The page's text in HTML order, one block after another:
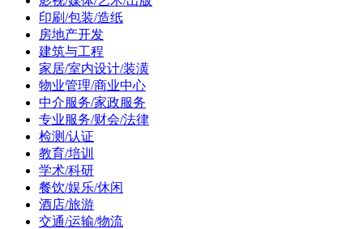
印刷/包装/造纸
房地产开发
建筑与工程
家居/室内设计/装潢
物业管理/商业中心
中介服务/家政服务
专业服务/财会/法律
检测/认证
教育/培训
学术/科研
餐饮/娱乐/休闲
酒店/旅游
交通/运输/物流